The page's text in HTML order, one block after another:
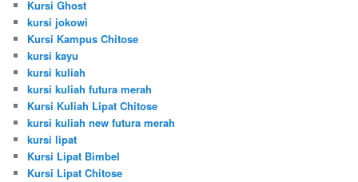
Kursi Ghost
kursi jokowi
Kursi Kampus Chitose
kursi kayu
kursi kuliah
kursi kuliah futura merah
Kursi Kuliah Lipat Chitose
kursi kuliah new futura merah
kursi lipat
Kursi Lipat Bimbel
Kursi Lipat Chitose